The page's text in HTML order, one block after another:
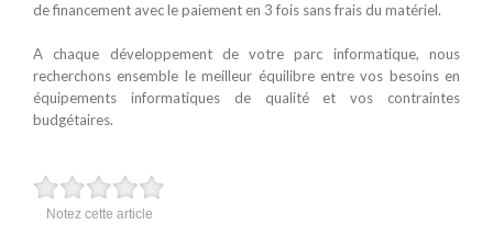
de financement avec le paiement en 3 fois sans frais du matériel.
A chaque développement de votre parc informatique, nous
recherchons ensemble le meilleur équilibre entre vos besoins en
équipements informatiques de qualité et vos contraintes
budgétaires.
Notez cette article